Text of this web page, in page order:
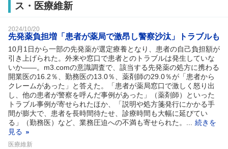
ス・医療維新
2024/10/20
先発薬負担増「患者が薬局で激昂し警察沙汰」トラブルも
10月1日から一部の先発薬が選定療養となり、患者の自己負担額が
引き上げられた。外来や窓口で患者とのトラブルは発生していな
いか――。m3.comの意識調査で、該当する先発薬の処方に携わる
開業医の16.2％、勤務医の13.0％、薬剤師の29.0％が「患者から
クレームがあった」と答えた。「患者が薬局窓口で激しく怒り出
し、他の患者が警察を呼んだ事例があった」（薬剤師）といった
トラブル事例が寄せられたほか、「説明や処方箋発行にかかる手
間が膨大で、患者を長時間待たせ、診療時間も大幅に延びてい
る」（勤務医）など、業務圧迫への不満も寄せられた。... 続きを
見る
医療維新